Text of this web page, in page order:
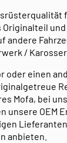
Originalteil
andere
/
oder einen
Mofa, bei
unsere OEM
anbieten.